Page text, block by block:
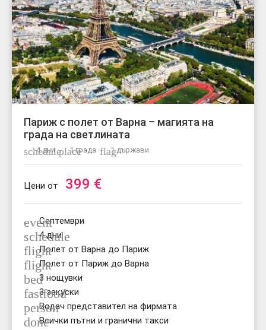
Париж с полет от Варна – магията на
града на светлината
schedule
4 дни ·place1 града ·flag1 държави
Цени от 399 €
event
Септември
schedule
4 дни
flightПолет от Варна до Париж
flightПолет от Париж до Варна
bed3 нощувки
fastfood
3 закуски
person
Водач представител на фирмата
doneВсички пътни и гранични такси